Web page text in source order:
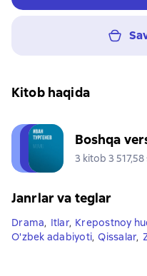
Kitob haqida
Boshqa
3 kitob 3 517,58
Janrlar va teglar
Drama, Itlar, Krepostnoy
O'zbek adabiyoti, Qissalar,